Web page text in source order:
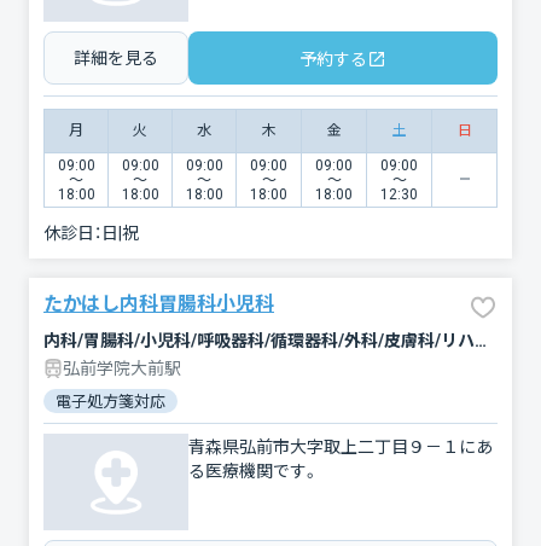
詳細を見る 予約する
月 火 水 木 金 土 日
09:00
〜
18:00
09:00
〜
18:00
09:00
〜
18:00
09:00
〜
18:00
09:00
〜
18:00
09:00
〜
12:30
休診日： 日|祝
たかはし内科胃腸科小児科
内科/胃腸科/小児科/呼吸器科/循環器科/外科/皮膚科/リハビリテーション
弘前学院大前駅
電子処方箋対応
青森県弘前市大字取上二丁目９－１にあ
る医療機関です。